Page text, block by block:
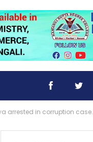
arrested in corruption case.